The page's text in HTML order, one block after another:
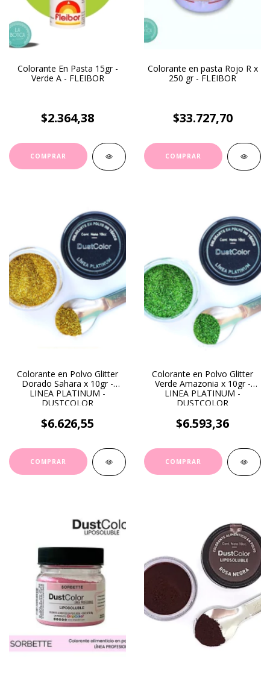
Colorante En Pasta 15gr -
Verde A - FLEIBOR
$2.364,38
Colorante en pasta Rojo R x
250 gr - FLEIBOR
$33.727,70
Colorante en Polvo Glitter
Dorado Sahara x 10gr -
LINEA PLATINUM -
DUSTCOLOR
$6.626,55
Colorante en Polvo Glitter
Verde Amazonia x 10gr -
LINEA PLATINUM -
DUSTCOLOR
$6.593,36